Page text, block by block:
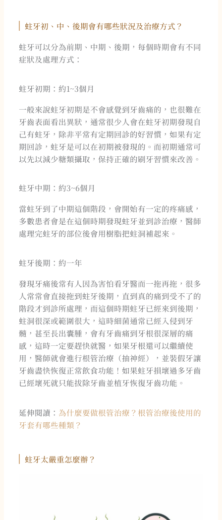
蛀牙初、中、後期會有哪些狀況及治療方式？
蛀牙可以分為前期、中期、後期，每個時期會有不同
症狀及處理方式：
蛀牙初期：約1~3個月
一般來說蛀牙初期是不會感覺到牙齒痛的，也很難在
牙齒表面看出異狀，通常很少人會在蛀牙初期發現自
己有蛀牙，除非平常有定期回診的好習慣，如果有定
期回診，蛀牙是可以在初期被發現的。而初期通常可
以先以減少糖類攝取，保持正確的刷牙習慣來改善。
蛀牙中期：約3~6個月
當蛀牙到了中期這個階段，會開始有一定的疼痛感，
多數患者會是在這個時期發現蛀牙並到診治療，醫師
處理完蛀牙的部位後會用樹脂把蛀洞補起來。
蛀牙後期：約一年
發現牙痛後常有人因為害怕看牙醫而一拖再拖，很多
人常常會直接拖到蛀牙後期，直到真的痛到受不了的
階段才到診所處理，而這個時期蛀牙已經來到後期，
蛀洞很深或範圍很大，這時細菌通常已經入侵到牙
髓，甚至長出囊腫，會有牙齒痛到牙根很深層的痛
感，這時一定要趕快就醫，如果牙根還可以繼續使
用，醫師就會進行根管治療（抽神經），並裝假牙讓
牙齒盡快恢復正常飲食功能！如果蛀牙損壞過多牙齒
已經壞死就只能拔除牙齒並植牙恢復牙齒功能。
延伸閱讀： 為什麼要做根管治療？根管治療後使用的
牙套有哪些種類？
蛀牙太嚴重怎麼辦？